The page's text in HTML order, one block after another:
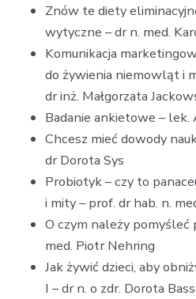
Znów te diety
wytyczne – dr n. med.
Komunikacja
do żywienia niemowląt i
dr inż. Małgorzata
Badanie ankietowe – lek.
Chcesz mieć dowody
dr Dorota Sys
Probiotyk – czy to
i mity – prof. dr hab. n.
O czym należy pomyśleć
med. Piotr Nehring
Jak żywić dzieci, aby
I – dr n. o zdr. Dorota